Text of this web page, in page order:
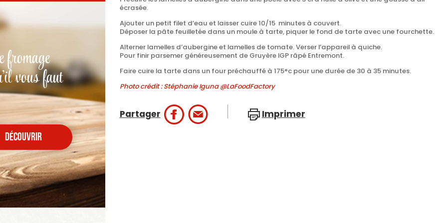
fromage
vous faut
découvrir
écrasée.
Ajouter un petit filet d’eau et laisser cuire 10/15 minutes à couvert.
Déposer la pâte feuilletée dans un moule à tarte, piquer le fond de tarte avec une fourchette.
Alterner lamelles d’aubergine et lamelles de tomate. Verser l’appareil à quiche.
Pour finir parsemer généreusement de Gruyère IGP râpé Entremont.
Faire cuire la tarte dans un four préchauffé à 175°c pour une durée de 30 à 35 minutes.
Photo crédit : Stéphanie Iguna @LaFoodFactory
Partager Imprimer